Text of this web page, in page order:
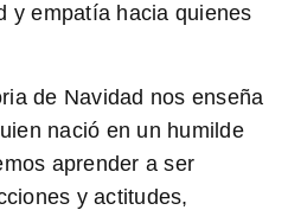
y empatía hacia quienes
de Navidad nos enseña
nació en un humilde
aprender a ser
y actitudes,